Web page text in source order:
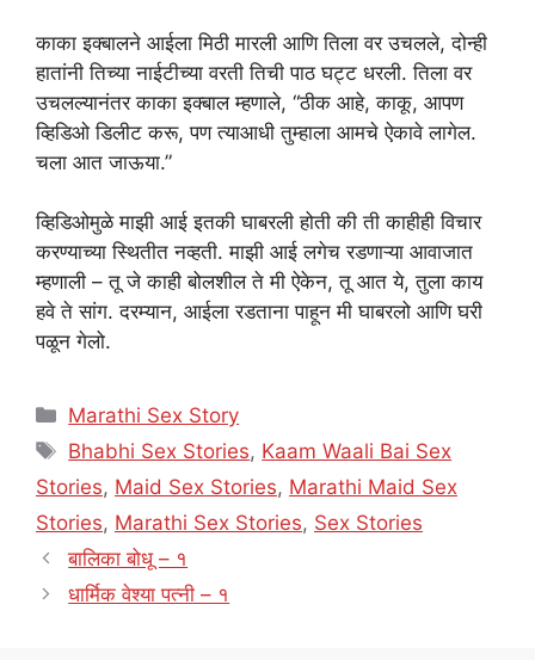
काका इक्बालने आईला मिठी मारली आणि तिला वर उचलले, दोन्ही
हातांनी तिच्या नाईटीच्या वरती तिची पाठ घट्ट धरली. तिला वर
उचलल्यानंतर काका इक्बाल म्हणाले, “ठीक आहे, काकू, आपण
व्हिडिओ डिलीट करू, पण त्याआधी तुम्हाला आमचे ऐकावे लागेल.
चला आत जाऊया.”
व्हिडिओमुळे माझी आई इतकी घाबरली होती की ती काहीही विचार
करण्याच्या स्थितीत नव्हती. माझी आई लगेच रडणाऱ्या आवाजात
म्हणाली – तू जे काही बोलशील ते मी ऐकेन, तू आत ये, तुला काय
हवे ते सांग. दरम्यान, आईला रडताना पाहून मी घाबरलो आणि घरी
पळून गेलो.
Categories
Marathi Sex Story
Tags
Bhabhi Sex Stories, Kaam Waali Bai Sex
Stories, Maid Sex Stories, Marathi Maid Sex
Stories, Marathi Sex Stories, Sex Stories
बालिका बोधू – १
धार्मिक वेश्या पत्नी – १